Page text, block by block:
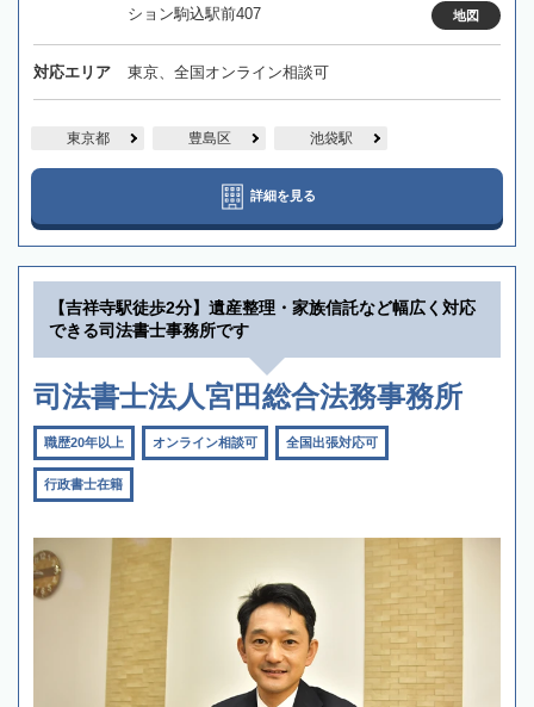
ション駒込駅前407
地図
対応エリア 東京、全国オンライン相談可
東京都 豊島区 池袋駅
詳細を見る
【吉祥寺駅徒歩2分】遺産整理・家族信託など幅広く対応
できる司法書士事務所です
司法書士法人宮田総合法務事務所
職歴20年以上 オンライン相談可 全国出張対応可
行政書士在籍